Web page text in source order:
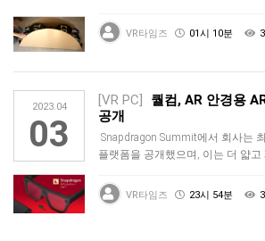
VR타임즈 01시 10분
2023.04
03
[VR PC]
퀄컴, AR 안경용
공개
Snapdragon Summit에서 회사는
플랫폼을 공개했으며, 이는 더 얇
VR타임즈 23시 54분